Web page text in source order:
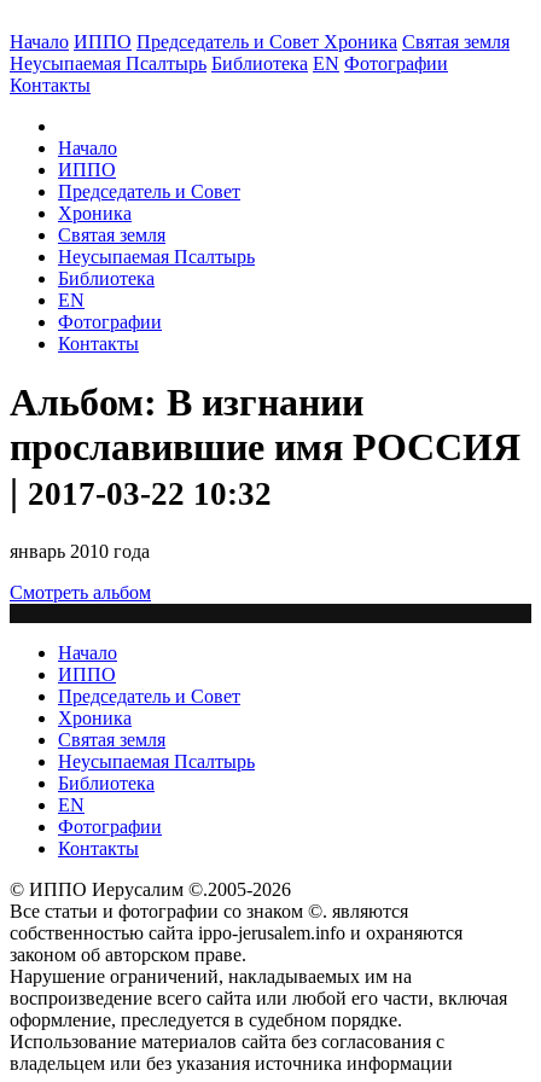
Начало ИППО Председатель и Совет Хроника Святая земля
Неусыпаемая Псалтырь Библиотека EN Фотографии
Контакты
Начало
ИППО
Председатель и Совет
Хроника
Святая земля
Неусыпаемая Псалтырь
Библиотека
EN
Фотографии
Контакты
Альбом: В изгнании
прославившие имя РОССИЯ
| 2017-03-22 10:32
январь 2010 года
Смотреть альбом
Начало
ИППО
Председатель и Совет
Хроника
Святая земля
Неусыпаемая Псалтырь
Библиотека
EN
Фотографии
Контакты
© ИППО Иерусалим ©.2005-2026
Все статьи и фотографии со знаком ©. являются
собственностью сайта ippo-jerusalem.info и охраняются
законом об авторском праве.
Нарушение ограничений, накладываемых им на
воспроизведение всего сайта или любой его части, включая
оформление, преследуется в судебном порядке.
Использование материалов сайта без согласования с
владельцем или без указания источника информации